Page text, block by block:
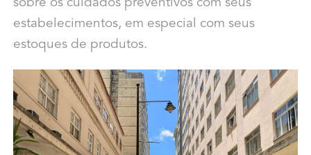
sobre os cuidados preventivos com seus
estabelecimentos, em especial com seus
estoques de produtos.